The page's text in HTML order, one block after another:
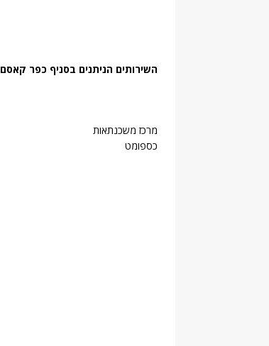
השירותים הניתנים בסניף כפר קאסם
מרכז משכנתאות
כספומט